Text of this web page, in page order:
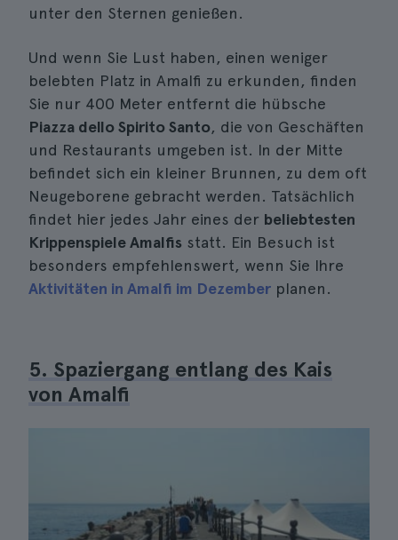
unter den Sternen genießen.
Und wenn Sie Lust haben, einen weniger
belebten Platz in Amalfi zu erkunden, finden
Sie nur 400 Meter entfernt die hübsche
Piazza dello Spirito Santo, die von Geschäften
und Restaurants umgeben ist. In der Mitte
befindet sich ein kleiner Brunnen, zu dem oft
Neugeborene gebracht werden. Tatsächlich
findet hier jedes Jahr eines der beliebtesten
Krippenspiele Amalfis statt. Ein Besuch ist
besonders empfehlenswert, wenn Sie Ihre
Aktivitäten in Amalfi im Dezember planen.
5. Spaziergang entlang des Kais
von Amalfi